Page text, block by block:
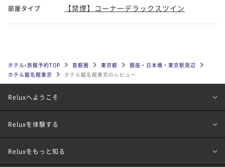
部屋タイプ 【禁煙】コーナーデラックスツイン
ホテル•旅館予約TOP 首都圏 東京都
銀座・日本橋・東京駅周辺
ホテル龍名館東京
ホテル龍名館東京のレビュー
Reluxへようこそ
Reluxを体験する
Reluxをもっと知る